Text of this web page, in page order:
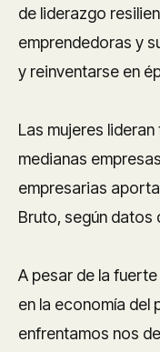
de liderazgo
emprendedoras y
y reinventarse en
Las mujeres
medianas
empresarias
Bruto, según datos
A pesar de la
en la economía del
enfrentamos nos